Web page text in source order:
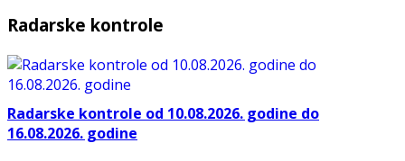
Radarske kontrole
Radarske kontrole od 10.08.2026. godine do
16.08.2026. godine